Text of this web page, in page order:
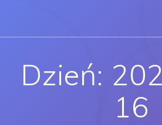
Dzień:
16